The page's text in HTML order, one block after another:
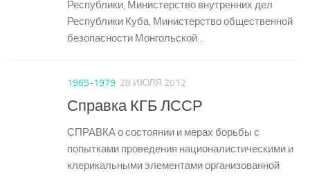
Республики, Министерство внутренних дел
Республики Куба, Министерство общественной
безопасности Монгольской...
1965-1979 28 ИЮЛЯ 2012
Справка КГБ ЛССР
СПРАВКА о состоянии и мерах борьбы с
попытками проведения националистическими и
клерикальными элементами организованной